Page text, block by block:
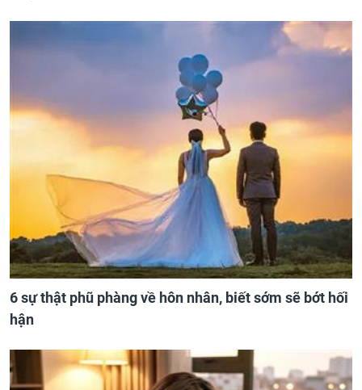
6 sự thật phũ phàng về hôn nhân, biết sớm sẽ bớt hối
hận